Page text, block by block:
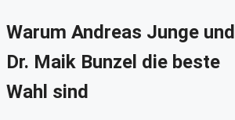
Warum Andreas Junge und
Dr. Maik Bunzel die beste
Wahl sind